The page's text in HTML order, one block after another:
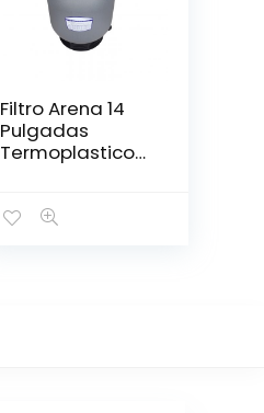
Filtro Arena 14
Pulgadas
Termoplastico